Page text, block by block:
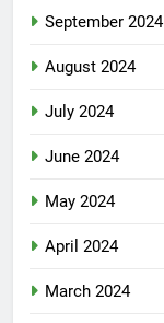
September 2024
August 2024
July 2024
June 2024
May 2024
April 2024
March 2024